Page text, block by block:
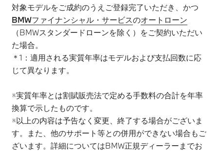
対象モデルをご成約のうえご登録完了いただき、かつ
BMWファイナンシャル・サービスのオートローン
（BMWスタンダードローンを除く）をご契約いただい
た場合。
＊1：適用される実質年率はモデルおよび支払回数に応
じて異なります。
※実質年率とは割賦販売法で定める手数料の合計を年率
換算で示したものです。
※以上の内容は予告なく変更、終了する場合がございま
す。また、他のサポート等との併用ができない場合もご
ざいます。詳細についてはBMW正規ディーラーまでお